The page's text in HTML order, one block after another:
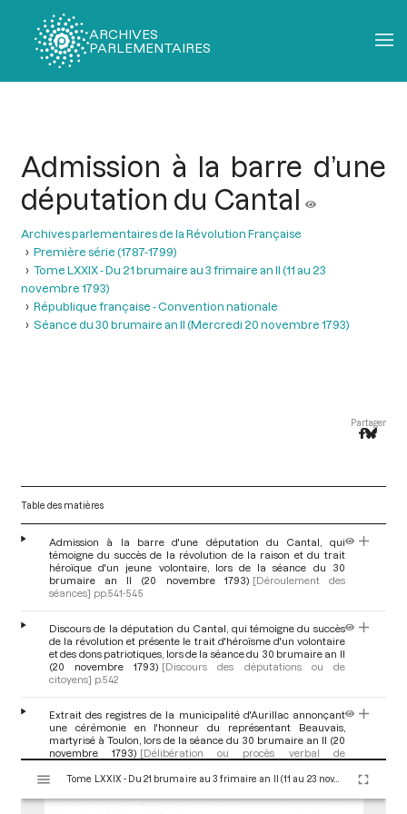
ARCHIVES
PARLEMENTAIRES
Admission à la barre d’une
députation du Cantal
Archives parlementaires de la Révolution Française
Première série (1787-1799)
Tome LXXIX - Du 21 brumaire au 3 frimaire an II (11 au 23
novembre 1793)
République française - Convention nationale
Séance du 30 brumaire an II (Mercredi 20 novembre 1793)
Partager
Table des matières
Admission à la barre d'une députation du Cantal, qui
témoigne du succès de la révolution de la raison et du trait
héroïque d'un jeune volontaire, lors de la séance du 30
brumaire an II (20 novembre 1793) [Déroulement des
séances] pp.541-545
Discours de la députation du Cantal, qui témoigne du succès
de la révolution et présente le trait d'héroïsme d'un volontaire
et des dons patriotiques, lors de la séance du 30 brumaire an II
(20 novembre 1793) [Discours des députations ou de
citoyens] p.542
Extrait des registres de la municipalité d'Aurillac annonçant
une cérémonie en l'honneur du représentant Beauvais,
martyrisé à Toulon, lors de la séance du 30 brumaire an II (20
novembre 1793) [Délibération ou procès verbal de
Lettre du citoyen Vanel, curé d'Aurillac, par laquelle il abjure
s
Tome LXXIX - Du 21 brumaire au 3 frimaire an II (11 au 23 novembre 1793)